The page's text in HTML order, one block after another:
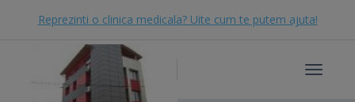
Reprezinti o clinica medicala? Uite cum te putem ajuta!
Toggle